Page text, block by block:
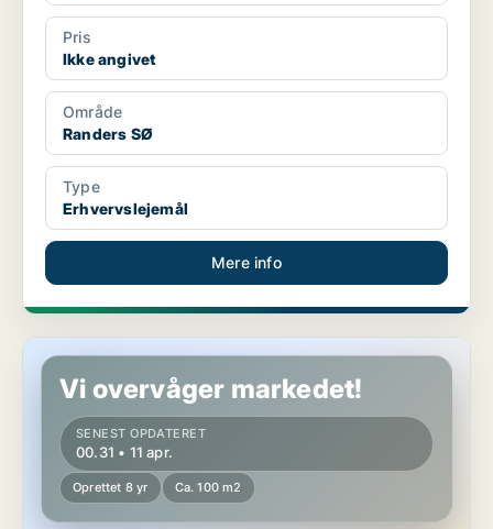
Pris
Ikke angivet
Område
Randers SØ
Type
Erhvervslejemål
Mere info
Butik i Hobro
Vi overvåger markedet!
SENEST OPDATERET
00.31 • 11 apr.
Oprettet 8 yr Ca. 100 m2